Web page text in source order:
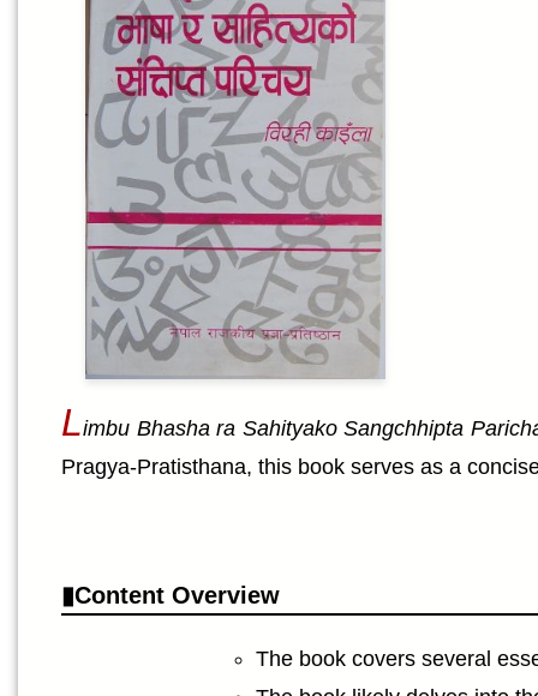
Limbu Bhasha ra Sahityako Sangchhipta
Pragya-Pratisthana, this book serves as a
Content Overview
The book covers several